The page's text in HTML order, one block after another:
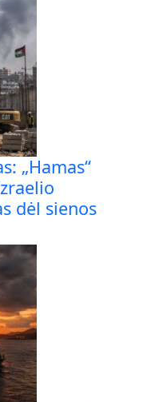
„Hamas“
dėl sienos